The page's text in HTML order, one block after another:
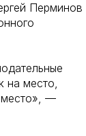
Перминов
на место,
место», —